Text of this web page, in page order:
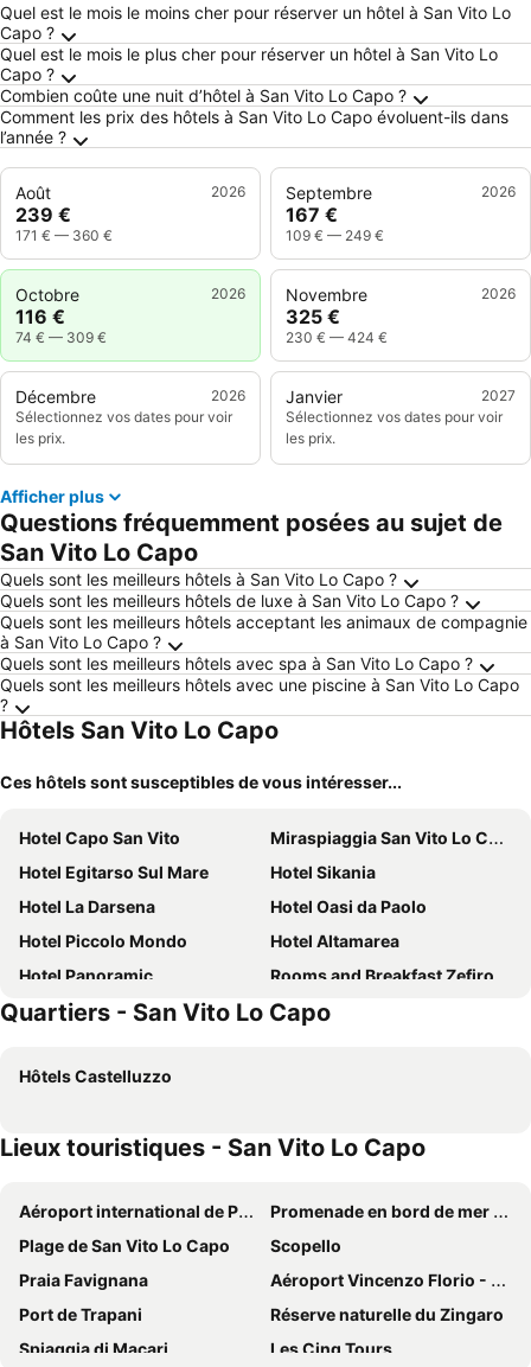
Questions fréquemment posées au sujet de
Quel est le mois le moins cher pour réserver un hôtel à San Vito Lo
Capo ?
Quel est le mois le plus cher pour réserver un hôtel à San Vito Lo
Capo ?
Combien coûte une nuit d’hôtel à San Vito Lo Capo ?
Comment les prix des hôtels à San Vito Lo Capo évoluent-ils dans
l’année ?
Août 2026
239 €
171 € — 360 €
Septembre 2026
167 €
109 € — 249 €
Octobre 2026
116 €
74 € — 309 €
Novembre 2026
325 €
230 € — 424 €
Décembre
2026
Sélectionnez vos dates pour voir
les prix.
Janvier
2027
Sélectionnez vos dates pour voir
les prix.
Afficher plus
Questions fréquemment posées au sujet de
San Vito Lo Capo
Quels sont les meilleurs hôtels à San Vito Lo Capo ?
Quels sont les meilleurs hôtels de luxe à San Vito Lo Capo ?
Quels sont les meilleurs hôtels acceptant les animaux de compagnie
à San Vito Lo Capo ?
Quels sont les meilleurs hôtels avec spa à San Vito Lo Capo ?
Quels sont les meilleurs hôtels avec une piscine à San Vito Lo Capo
?
Hôtels San Vito Lo Capo
Ces hôtels sont susceptibles de vous intéresser...
Hotel Capo San Vito
Miraspiaggia San Vito Lo Capo
Hotel Egitarso Sul Mare
Hotel Sikania
Hotel La Darsena
Hotel Oasi da Paolo
Hotel Piccolo Mondo
Hotel Altamarea
Hotel Panoramic
Rooms and Breakfast Zefiro
Hotel Gardenia
Cala di Ponente
Hotel Al Paradise
HOTEL SICILYA
Hotel Trinacria
Case Vacanza Loria
Hotel Ristorante Mediterraneo Faro
Hotel Baia di Venere
Hotel Perla Gaia
Ciuri Di Mari
Araja Villa & Suite
Hotel Arte Mare
Artemide Hotel
Hellas
Hotel Sundeck
Quartiers - San Vito Lo Capo
Hôtels Castelluzzo
Lieux touristiques - San Vito Lo Capo
Aéroport international de Palerme Falcone-Borsellino
Promenade en bord de mer - Dante Alghieri
Plage de San Vito Lo Capo
Scopello
Praia Favignana
Aéroport Vincenzo Florio - Trapani Birgi
Port de Trapani
Réserve naturelle du Zingaro
Spiaggia di Macari
Les Cinq Tours